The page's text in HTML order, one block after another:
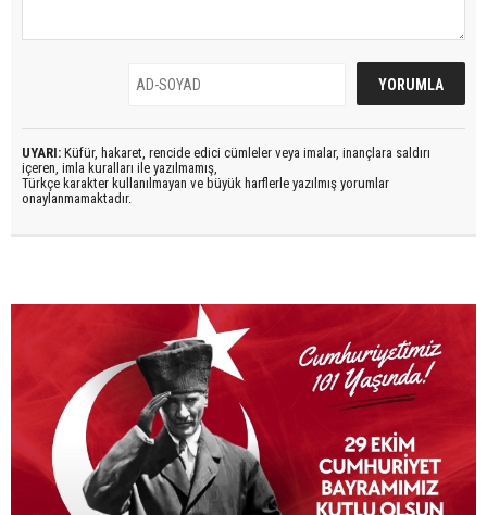
UYARI: Küfür, hakaret, rencide edici cümleler veya imalar, inançlara saldırı
içeren, imla kuralları ile yazılmamış,
Türkçe karakter kullanılmayan ve büyük harflerle yazılmış yorumlar
onaylanmamaktadır.